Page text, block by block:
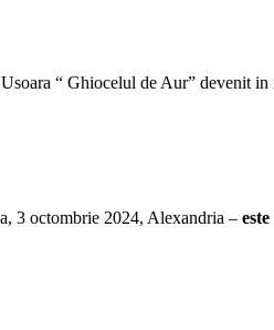
“ Ghiocelul de Aur” devenit in
3 octombrie 2024, Alexandria –